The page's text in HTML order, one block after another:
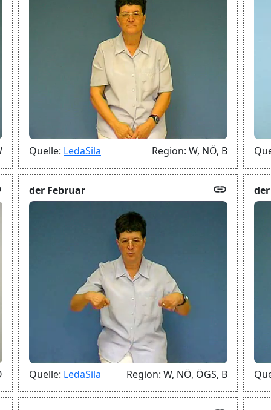
Quelle: LedaSila Region: W, NÖ, B
der Februar link
Quelle: LedaSila Region: W, NÖ, ÖGS, B